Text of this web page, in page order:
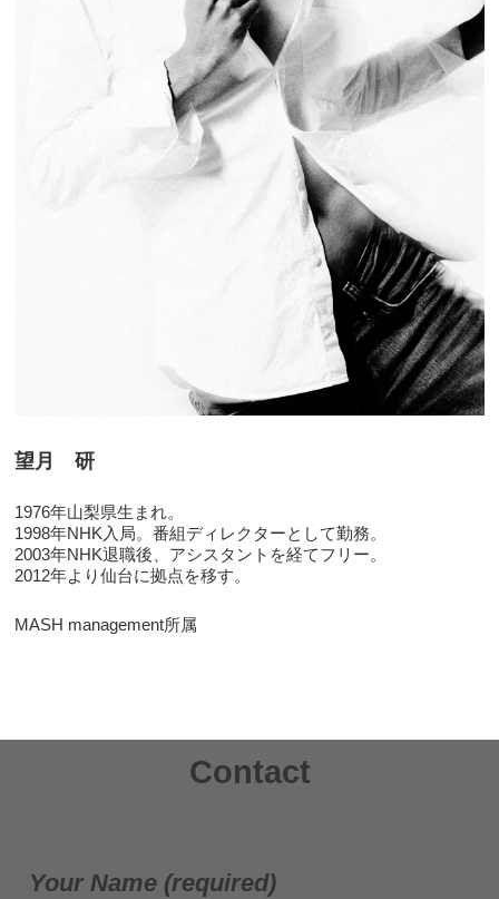
望月 研
1976年山梨県生まれ。
1998年NHK入局。番組ディレクターとして勤務。
2003年NHK退職後、アシスタントを経てフリー。
2012年より仙台に拠点を移す。
MASH management所属
Contact
Your Name (required)